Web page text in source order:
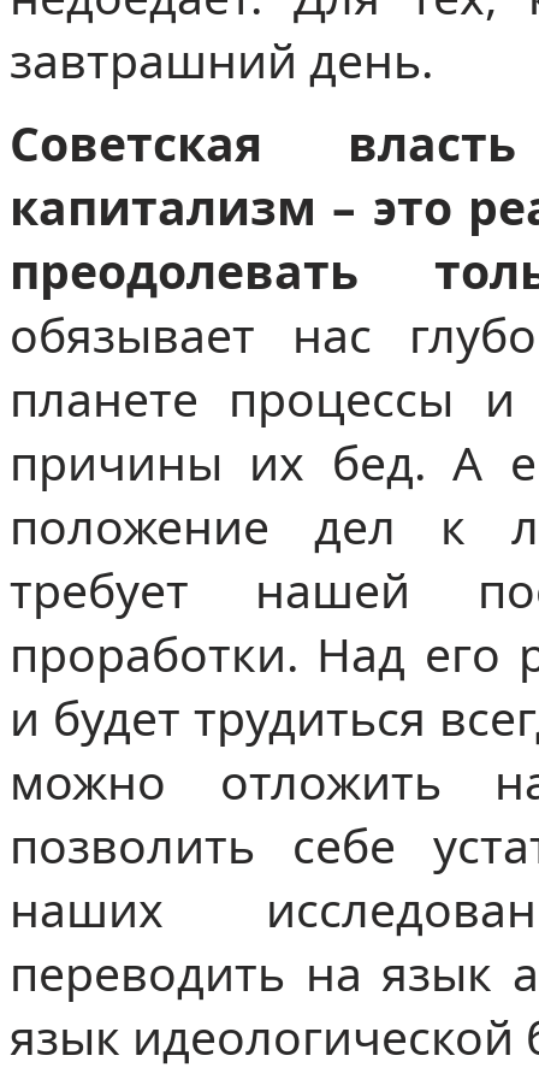
завтрашний день.
Советская
капитализм – это
преодолевать
обязывает нас
планете процессы
причины их бед. А
положение дел к
требует нашей
проработки. Над его
и будет трудиться
можно отложить
позволить себе
наших
переводить на язык
язык